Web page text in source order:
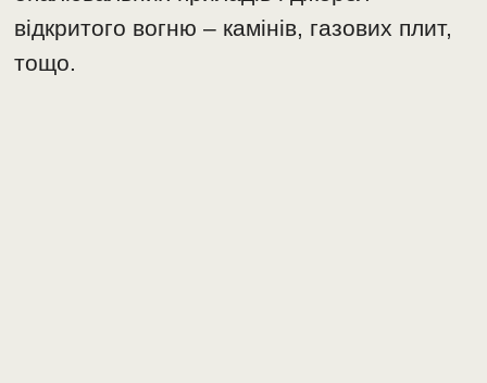
відкритого вогню – камінів, газових плит,
тощо.